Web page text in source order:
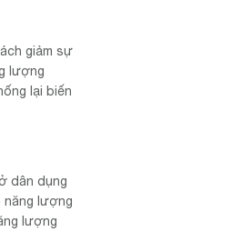
giảm sự
lượng
lại biến
dân dụng
năng lượng
lượng